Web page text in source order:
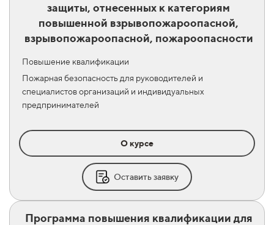
защиты, отнесенных к категориям
повышенной взрывопожароопасной,
взрывопожароопасной, пожароопасности
Повышение квалификации
Пожарная безопасность для руководителей и
специалистов организаций и индивидуальных
предпринимателей
О курсе
Оставить заявку
Программа повышения квалификации для